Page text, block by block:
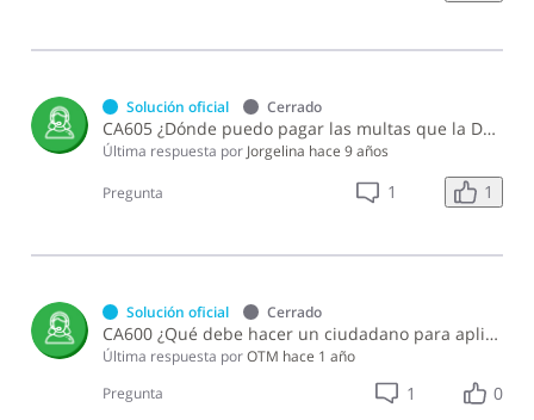
Solución oficial Cerrado
CA605 ¿Dónde puedo pagar las multas que la DGII me impuso?
Última respuesta por Jorgelina hace 9 años
Pregunta 1 1
Solución oficial Cerrado
CA600 ¿Qué debe hacer un ciudadano para aplicar a un puesto vacante en la DGII?
Última respuesta porOTM hace 1 año
Pregunta
1 0